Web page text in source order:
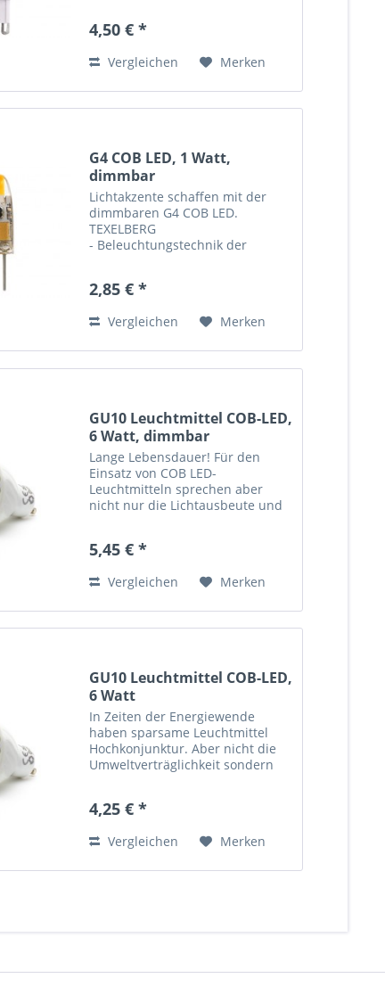
Geld. Ein LED-Leuchtmittel
Energie, der ideale Ersatz...
4,50 € *
Vergleichen Merken
G4 COB LED, 1 Watt,
dimmbar
Lichtakzente schaffen mit der
dimmbaren G4 COB LED.
TEXELBERG
- Beleuchtungstechnik der
Geld. Ein LED-Leuchtmittel
Energie, der ideale Ersatz für...
2,85 € *
Vergleichen Merken
GU10 Leuchtmittel COB-LED,
6 Watt, dimmbar
Lange Lebensdauer! Für den
Einsatz von COB LED-
Leuchtmitteln sprechen aber
nicht nur die Lichtausbeute und
Lebensdauer der Leuchtdioden.
Energiesparlampen liegt...
5,45 € *
Vergleichen Merken
GU10 Leuchtmittel COB-LED,
6 Watt
In Zeiten der Energiewende
haben sparsame Leuchtmittel
Hochkonjunktur. Aber nicht die
Umweltverträglichkeit sondern
deutliche Sprache. Eine
Energie...
4,25 € *
Vergleichen Merken